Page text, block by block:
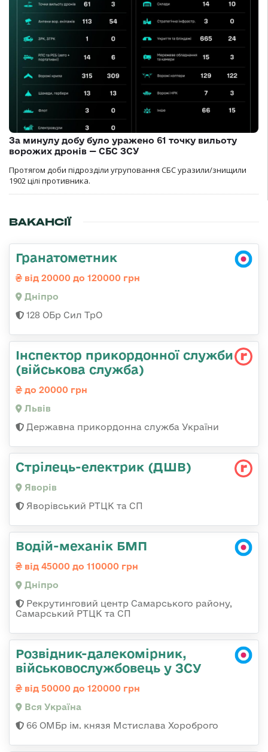
За минулу добу було уражено 61 точку вильоту
ворожих дронів — СБС ЗСУ
Протягом доби підрозділи угруповання СБС уразили/знищили
1902 цілі противника.
ВАКАНСІЇ
Гранатометник
від 20000 до 120000 грн
Дніпро
128 ОБр Сил ТрО
Інспектор прикордонної служби
(військова служба)
до 20000 грн
Львів
Державна прикордонна служба України
Стрілець-електрик (ДШВ)
Яворів
Яворівський РТЦК та СП
Водій-механік БМП
від 45000 до 110000 грн
Дніпро
Рекрутинговий центр Самарського району,
Самарський РТЦК та СП
Розвідник-далекомірник,
військовослужбовець у ЗСУ
від 50000 до 120000 грн
Вся Україна
66 ОМБр ім. князя Мстислава Хороброго